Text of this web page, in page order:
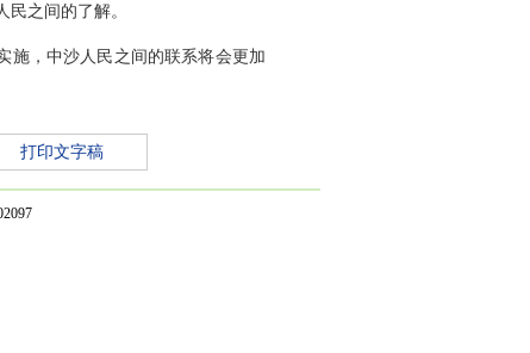
之间的了解。
，中沙人民之间的联系将会更加
打印文字稿